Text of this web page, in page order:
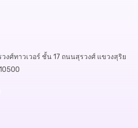
งศ์ทาวเวอร์ ชั้น 17 ถนนสุรวงศ์ แขวงสุริย